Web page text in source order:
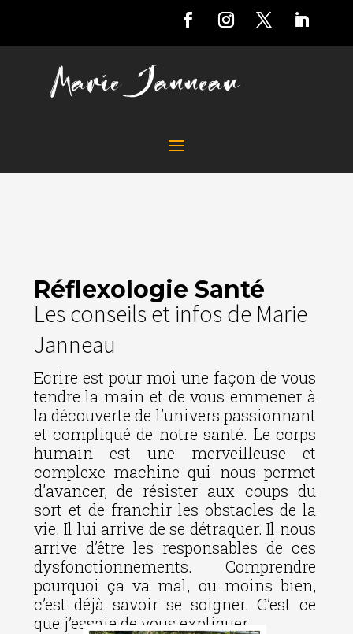
Réflexologie Santé
Les conseils et infos de Marie
Janneau
Ecrire est pour moi une façon de vous
tendre la main et de vous emmener à
la découverte de l’univers passionnant
et compliqué de notre santé. Le corps
humain est une merveilleuse et
complexe machine qui nous permet
d’avancer, de résister aux coups du
sort et de franchir les obstacles de la
vie. Il lui arrive de se détraquer. Il nous
arrive d’être les responsables de ces
dysfonctionnements. Comprendre
pourquoi ça va mal, ou moins bien,
c’est déjà savoir se soigner. C’est ce
que j’essaie de vous expliquer.